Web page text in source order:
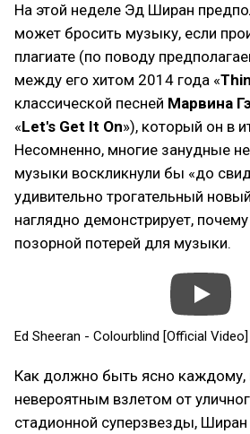
На этой неделе Эд Ширан
может бросить музыку, если
плагиате (по поводу
между его хитом 2014 года «
классической песней Марвина
«Let's Get It On»), который он в
Несомненно, многие занудные
музыки воскликнули бы «до
удивительно трогательный
наглядно демонстрирует,
позорной потерей для музыки.
Ed Sheeran - Colourblind [Official Video]
Как должно быть ясно каждому,
невероятным взлетом от
стадионной суперзвезды,